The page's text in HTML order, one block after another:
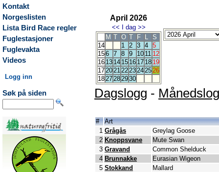
Kontakt
Norgeslisten
Lista Bird Race regler
Fuglestasjoner
Fuglevakta
Videos
Logg inn
Søk på siden
April 2026
<< I dag >>
M T O T F L
S
14
1 2 3 4 5
156 7 8 9 10 11 12
16 13 14 15 16 17 18 19
1720212223242526
1827282930
Dagslogg -
#
Art
1 Grågås
Greylag Goose
2 Knoppsvane
Mute Swan
3 Gravand
Common Shelduck
4 Brunnakke
Eurasian Wigeon
5 Stokkand
Mallard